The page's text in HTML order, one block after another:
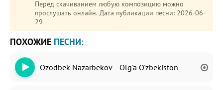
Перед скачиванием любую композицию можно
прослушать онлайн. Дата публикации песни: 2026-06-
29
ПОХОЖИЕ ПЕСНИ:
Ozodbek Nazarbekov - Olg'a O'zbekiston